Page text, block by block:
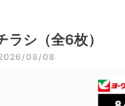
ラシ（全6枚）
2026/08/08